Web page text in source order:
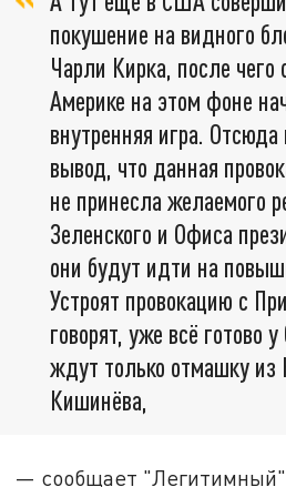
покушение на видного
Чарли Кирка, после чего
Америке на этом фоне
внутренняя игра.
вывод, что данная
не принесла желаемого
Зеленского и Офиса
они будут идти на
Устроят провокацию с
говорят, уже всё готово
ждут только отмашку из
Кишинёва,
— сообщает